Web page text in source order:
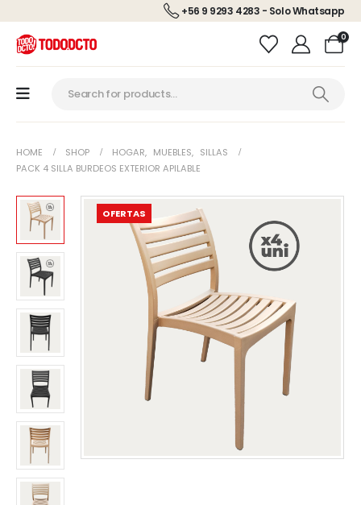
+56 9 9293 4283 - Solo Whatsapp
0
HOME SHOP HOGAR, MUEBLES, SILLAS
PACK 4 SILLA BURDEOS EXTERIOR APILABLE
OFERTAS